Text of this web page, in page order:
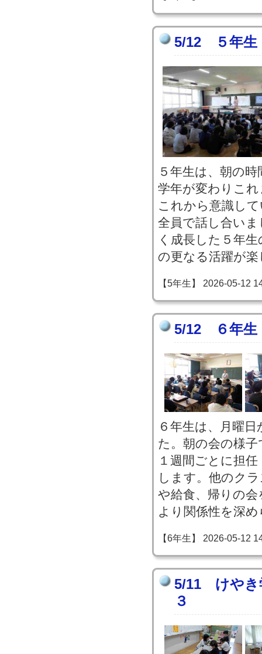
5/12 ５年
５年生は、朝の
学年が変わりこ
これから意識し
全員で話し合い
く成長した５年
の更なる活躍が
【5年生】 2026-05-12
5/12 ６年
６年生は、月曜
た。朝の会の様子
１週間ごとに担
します。他のク
や給食、帰りの
より関係性を深
【6年生】 2026-05-12
5/11 けやき
３